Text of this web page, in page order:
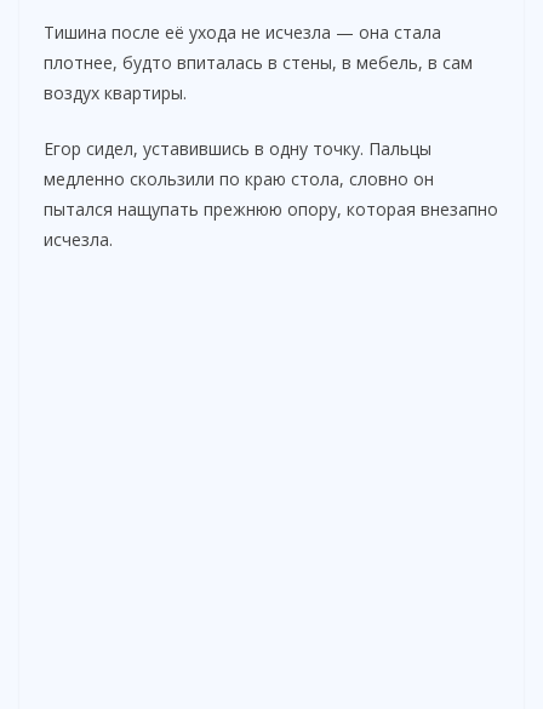
Тишина после её ухода не исчезла — она стала
плотнее, будто впиталась в стены, в мебель, в сам
воздух квартиры.
Егор сидел, уставившись в одну точку. Пальцы
медленно скользили по краю стола, словно он
пытался нащупать прежнюю опору, которая внезапно
исчезла.